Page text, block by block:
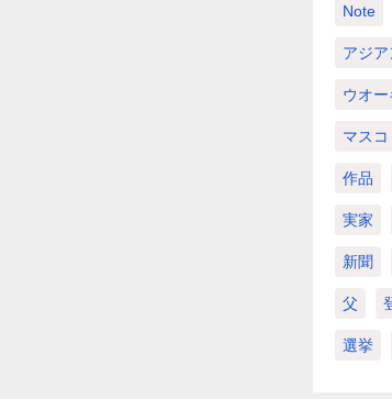
Note
アジ
ウオ
マスコ
作品
実家
新聞
父
選挙